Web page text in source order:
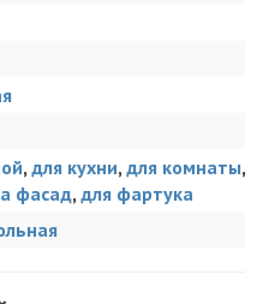
, для кухни, для комнаты,
фасад, для фартука